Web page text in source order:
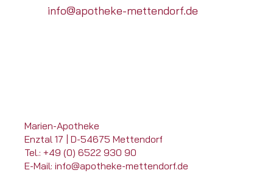
info@apotheke-mettendorf.de
Marien-Apotheke
Enztal 17 | D-54675 Mettendorf
Tel.: +49 (0) 6522 930 90
E-Mail: info@apotheke-mettendorf.de